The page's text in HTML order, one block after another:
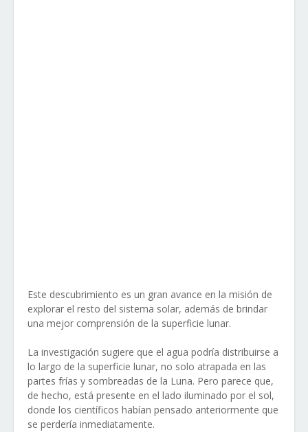
Este descubrimiento es un gran avance en la misión de
explorar el resto del sistema solar, además de brindar
una mejor comprensión de la superficie lunar.
La investigación sugiere que el agua podría distribuirse a
lo largo de la superficie lunar, no solo atrapada en las
partes frías y sombreadas de la Luna. Pero parece que,
de hecho, está presente en el lado iluminado por el sol,
donde los científicos habían pensado anteriormente que
se perdería inmediatamente.